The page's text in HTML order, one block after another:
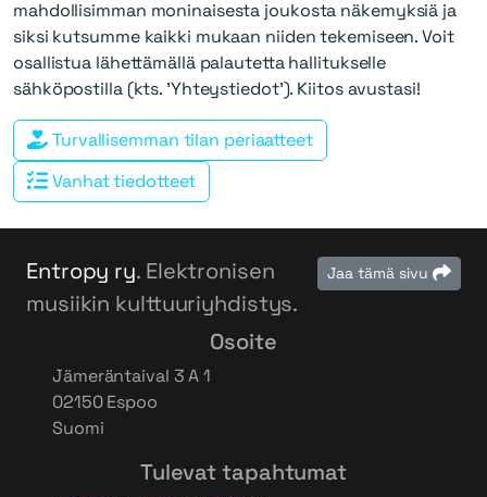
mahdollisimman moninaisesta joukosta näkemyksiä ja
siksi kutsumme kaikki mukaan niiden tekemiseen. Voit
osallistua lähettämällä palautetta hallitukselle
sähköpostilla (kts. 'Yhteystiedot'). Kiitos avustasi!
Turvallisemman tilan periaatteet
Vanhat tiedotteet
Jaa tämä sivu
Entropy ry. Elektronisen
musiikin kulttuuriyhdistys.
Osoite
Jämeräntaival 3 A 1
02150 Espoo
Suomi
Tulevat tapahtumat